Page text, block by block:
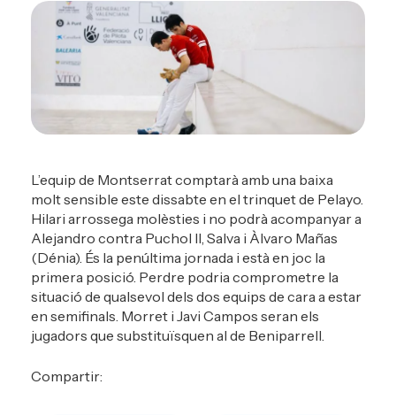
L’equip de Montserrat comptarà amb una baixa
molt sensible este dissabte en el trinquet de Pelayo.
Hilari arrossega molèsties i no podrà acompanyar a
Alejandro contra Puchol II, Salva i Àlvaro Mañas
(Dénia). És la penúltima jornada i està en joc la
primera posició. Perdre podria comprometre la
situació de qualsevol dels dos equips de cara a estar
en semifinals. Morret i Javi Campos seran els
jugadors que substituïsquen al de Beniparrell.
Compartir: